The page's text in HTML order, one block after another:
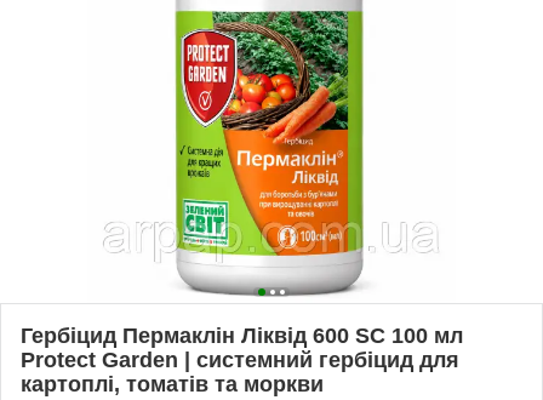
Гербіцид Пермаклін Ліквід 600 SC 100 мл
Protect Garden | системний гербіцид для
картоплі, томатів та моркви